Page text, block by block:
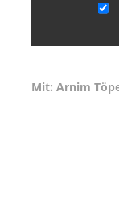
Mit: Arnim